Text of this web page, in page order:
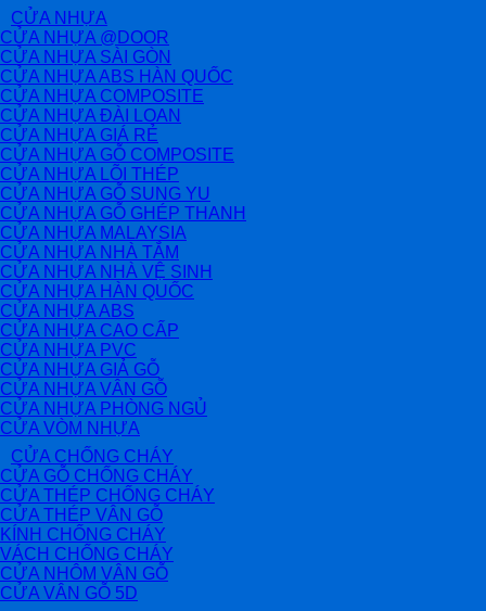
CỬA NHỰA
CỬA NHỰA @DOOR
CỬA NHỰA SÀI GÒN
CỬA NHỰA ABS HÀN QUỐC
CỬA NHỰA COMPOSITE
CỬA NHỰA ĐÀI LOAN
CỬA NHỰA GIÁ RẺ
CỬA NHỰA GỖ COMPOSITE
CỬA NHỰA LÕI THÉP
CỬA NHỰA GỖ SUNG YU
CỬA NHỰA GỖ GHÉP THANH
CỬA NHỰA MALAYSIA
CỬA NHỰA NHÀ TẮM
CỬA NHỰA NHÀ VỆ SINH
CỬA NHỰA HÀN QUỐC
CỬA NHỰA ABS
CỬA NHỰA CAO CẤP
CỬA NHỰA PVC
CỬA NHỰA GIẢ GỖ
CỬA NHỰA VÂN GỖ
CỬA NHỰA PHÒNG NGỦ
CỬA VÒM NHỰA
CỬA CHỐNG CHÁY
CỬA GỖ CHỐNG CHÁY
CỬA THÉP CHỐNG CHÁY
CỬA THÉP VÂN GỖ
KÍNH CHỐNG CHÁY
VÁCH CHỐNG CHÁY
CỬA NHÔM VÂN GỖ
CỬA VÂN GỖ 5D